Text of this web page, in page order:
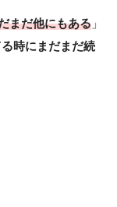
まだ他にもある 」
時にまだまだ続